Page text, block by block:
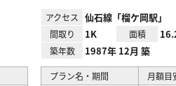
アクセス 仙石線「榴ケ岡駅」
間取り 1K 面積
築年数 1987年 12月 築
プラン名・期間 月額目